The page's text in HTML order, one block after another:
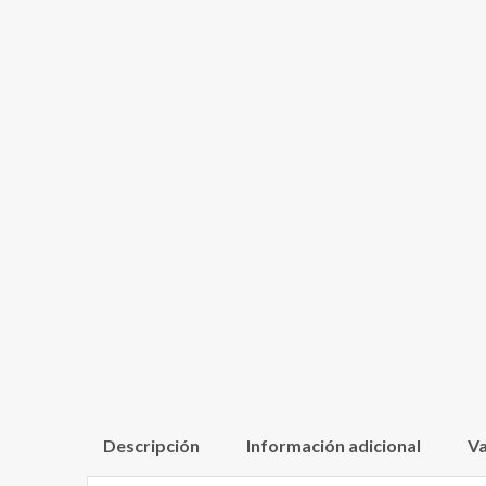
Descripción Información adicional